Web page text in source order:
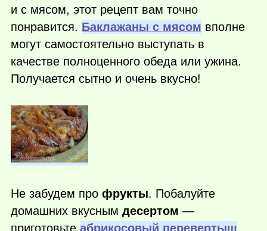
и с мясом, этот рецепт вам точно
понравится. Баклажаны с мясом вполне
могут самостоятельно выступать в
качестве полноценного обеда или ужина.
Получается сытно и очень вкусно!
Не забудем про фрукты. Побалуйте
домашних вкусным десертом —
приготовьте абрикосовый перевертыш.